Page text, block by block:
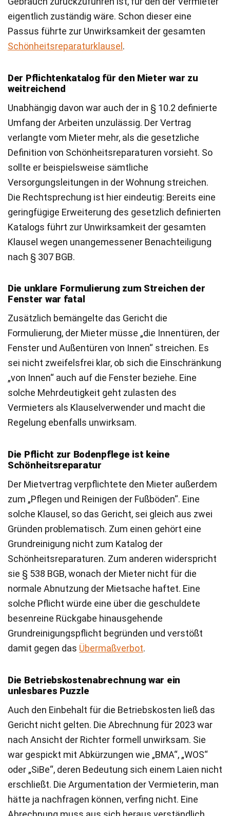
eigentlich zuständig wäre. Schon dieser eine
Passus führte zur Unwirksamkeit der gesamten
Schönheitsreparaturklausel .
Der Pflichtenkatalog für den Mieter war zu
weitreichend
Unabhängig davon war auch der in § 10.2 definierte
Umfang der Arbeiten unzulässig. Der Vertrag
verlangte vom Mieter mehr, als die gesetzliche
Definition von Schönheitsreparaturen vorsieht. So
sollte er beispielsweise sämtliche
Versorgungsleitungen in der Wohnung streichen.
Die Rechtsprechung ist hier eindeutig: Bereits eine
geringfügige Erweiterung des gesetzlich definierten
Katalogs führt zur Unwirksamkeit der gesamten
Klausel wegen unangemessener Benachteiligung
nach § 307 BGB.
Die unklare Formulierung zum Streichen der
Fenster war fatal
Zusätzlich bemängelte das Gericht die
Formulierung, der Mieter müsse „die Innentüren, der
Fenster und Außentüren von Innen“ streichen. Es
sei nicht zweifelsfrei klar, ob sich die Einschränkung
„von Innen“ auch auf die Fenster beziehe. Eine
solche Mehrdeutigkeit geht zulasten des
Vermieters als Klauselverwender und macht die
Regelung ebenfalls unwirksam.
Die Pflicht zur Bodenpflege ist keine
Schönheitsreparatur
Der Mietvertrag verpflichtete den Mieter außerdem
zum „Pflegen und Reinigen der Fußböden“. Eine
solche Klausel, so das Gericht, sei gleich aus zwei
Gründen problematisch. Zum einen gehört eine
Grundreinigung nicht zum Katalog der
Schönheitsreparaturen. Zum anderen widerspricht
sie § 538 BGB, wonach der Mieter nicht für die
normale Abnutzung der Mietsache haftet. Eine
solche Pflicht würde eine über die geschuldete
besenreine Rückgabe hinausgehende
Grundreinigungspflicht begründen und verstößt
damit gegen das Übermaßverbot.
Die Betriebskostenabrechnung war ein
unlesbares Puzzle
Auch den Einbehalt für die Betriebskosten ließ das
Gericht nicht gelten. Die Abrechnung für 2023 war
nach Ansicht der Richter formell unwirksam. Sie
war gespickt mit Abkürzungen wie „BMA“, „WOS“
oder „SiBe“, deren Bedeutung sich einem Laien nicht
erschließt. Die Argumentation der Vermieterin, man
hätte ja nachfragen können, verfing nicht. Eine